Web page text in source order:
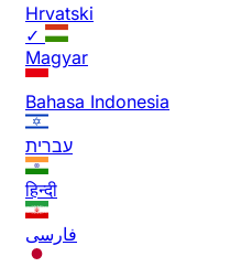
Hrvatski
✓
Magyar
Bahasa Indonesia
עברית
हिन्दी
فارسی